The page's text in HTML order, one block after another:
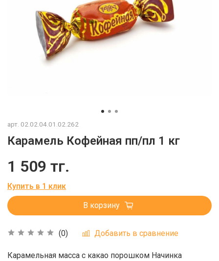
арт. 02.02.04.01.02.262
Карамель Кофейная пп/пл 1 кг
(0) Добавить в сравнение
1 509 тг.
Купить в 1 клик
В корзину
Карамельная масса с какао порошком Начинка